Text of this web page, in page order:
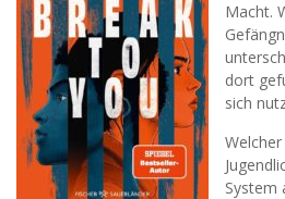
Macht.
dort
sich
System